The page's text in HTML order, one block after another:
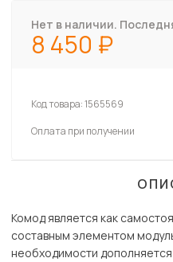
Нет в наличии.
8 450
Код товара:1565569
Оплата при получении
Комод является как
составным элементом
необходимости